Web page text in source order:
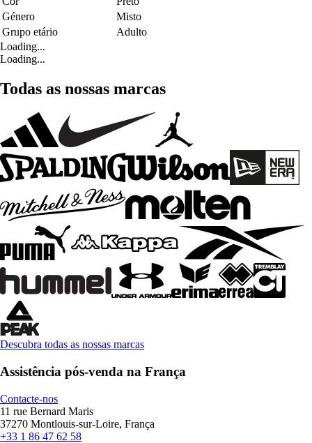
Género
Misto
Grupo etário
Adulto
Loading...
Loading...
Todas as nossas marcas
Descubra todas as nossas marcas
Assistência pós-venda na França
Contacte-nos
11 rue Bernard Maris
37270 Montlouis-sur-Loire, França
+33 1 86 47 62 58